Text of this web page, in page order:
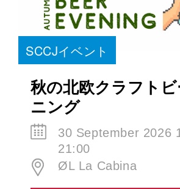
SCCJイベント
秋の北欧クラフト
ニング
30 September 2026
21:00
ØL La Cabina